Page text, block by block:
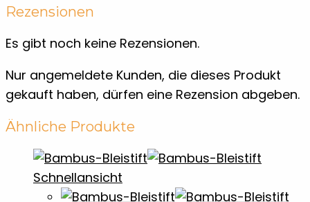
Rezensionen
Es gibt noch keine Rezensionen.
Nur angemeldete Kunden, die dieses Produkt
gekauft haben, dürfen eine Rezension abgeben.
Ähnliche Produkte
Schnellansicht